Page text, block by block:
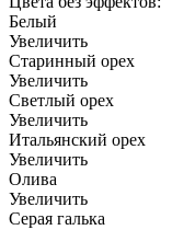
Белый
Увеличить
Старинный орех
Увеличить
Светлый орех
Увеличить
Итальянский орех
Увеличить
Олива
Увеличить
Серая галька